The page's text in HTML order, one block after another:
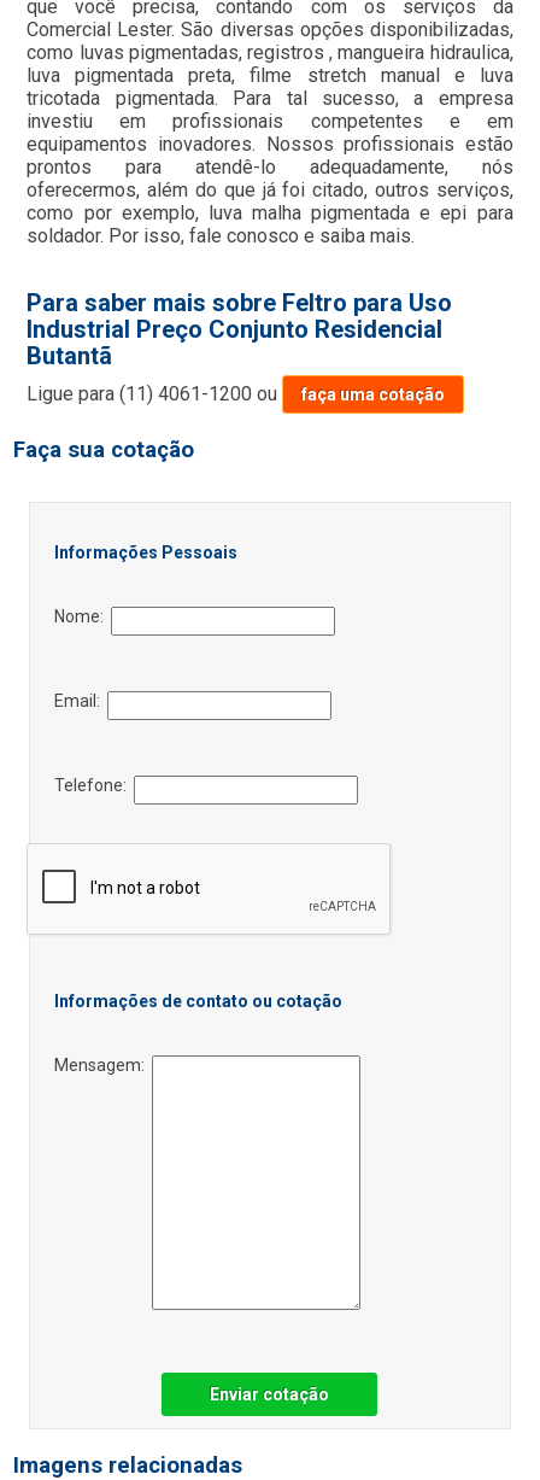
que você precisa, contando com os serviços da
Comercial Lester. São diversas opções disponibilizadas,
como luvas pigmentadas, registros , mangueira hidraulica,
luva pigmentada preta, filme stretch manual e luva
tricotada pigmentada. Para tal sucesso, a empresa
investiu em profissionais competentes e em
equipamentos inovadores. Nossos profissionais estão
prontos para atendê-lo adequadamente, nós
oferecermos, além do que já foi citado, outros serviços,
como por exemplo, luva malha pigmentada e epi para
soldador. Por isso, fale conosco e saiba mais.
Para saber mais sobre Feltro para Uso
Industrial Preço Conjunto Residencial
Butantã
Ligue para(11) 4061-1200 ou faça uma cotação
Faça sua cotação
Informações Pessoais
Nome:
Email:
Telefone:
Informações de contato ou cotação
Mensagem:
Enviar cotação
Imagens relacionadas